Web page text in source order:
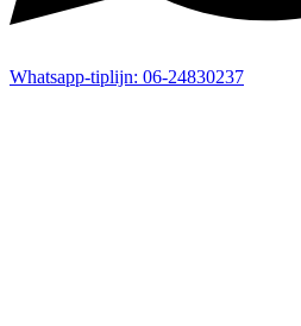
Whatsapp-tiplijn: 06-24830237